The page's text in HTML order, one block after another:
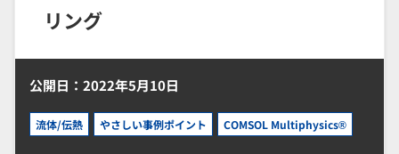
リング
公開日：2022年5月10日
流体/伝熱 やさしい事例ポイント COMSOL Multiphysics®